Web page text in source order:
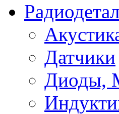
Датчики
Диоды,